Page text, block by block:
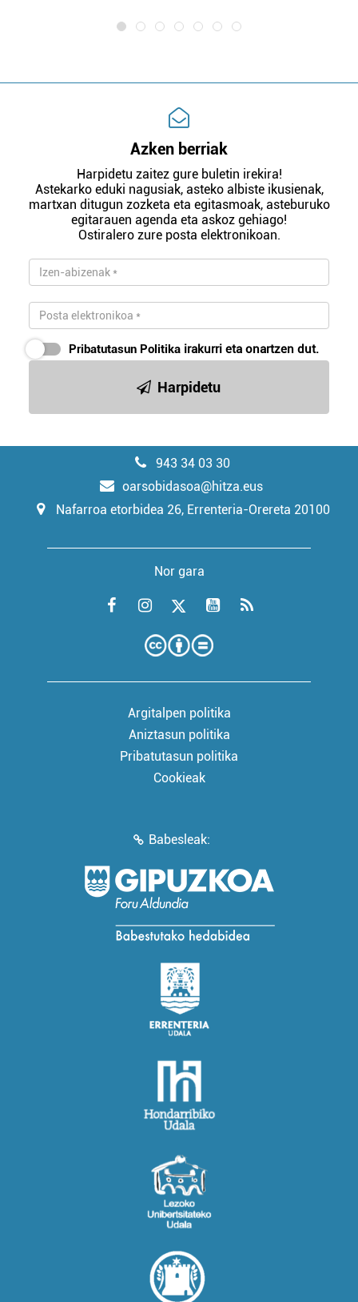
Azken berriak
Harpidetu zaitez gure buletin irekira!
Astekarko eduki nagusiak, asteko albiste ikusienak,
martxan ditugun zozketa eta egitasmoak, asteburuko
egitarauen agenda eta askoz gehiago!
Ostiralero zure posta elektronikoan.
Pribatutasun Politika irakurri eta onartzen dut.
Harpidetu
943 34 03 30
oarsobidasoa@hitza.eus
Nafarroa etorbidea 26, Errenteria-Orereta 20100
Nor gara
Argitalpen politika
Aniztasun politika
Pribatutasun politika
Cookieak
Babesleak: